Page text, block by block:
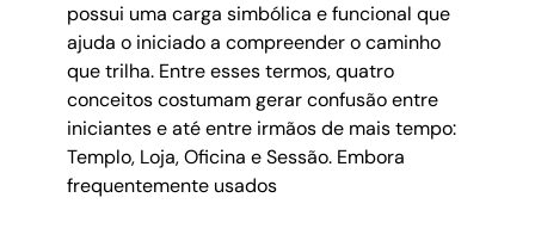
possui uma carga simbólica e funcional que
ajuda o iniciado a compreender o caminho
que trilha. Entre esses termos, quatro
conceitos costumam gerar confusão entre
iniciantes e até entre irmãos de mais tempo:
Templo, Loja, Oficina e Sessão. Embora
frequentemente usados